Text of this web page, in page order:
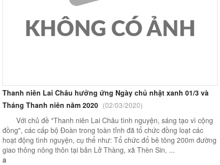
Thanh niên Lai Châu hưởng ứng Ngày chủ nhật xanh 01/3 và
Tháng Thanh niên năm 2020 (02/03/2020)
Với chủ đề "Thanh niên Lai Châu tình nguyện, sáng tạo vì cộng
đồng", các cấp bộ Đoàn trong toàn tỉnh đã tổ chức đồng loạt các
hoạt động tình nguyện, cụ thể như: Tổ chức đổ bê tông 200m đường
giao thông nông thôn tại bản Lở Thàng, xã Thèn Sin, ...
a